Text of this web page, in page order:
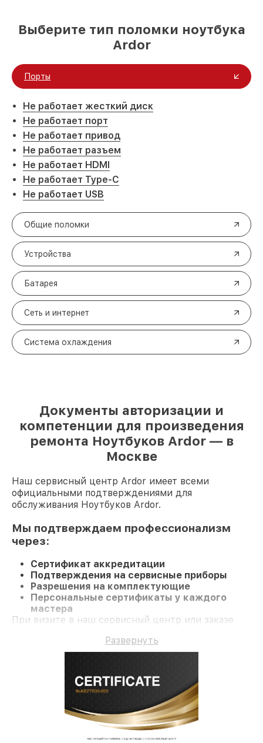
Выберите тип поломки ноутбука
Ardor
Порты
Не работает жесткий диск
Не работает порт
Не работает привод
Не работает разъем
Не работает HDMI
Не работает Type-C
Не работает USB
Общие поломки
Устройства
Батарея
Сеть и интернет
Система охлаждения
Документы авторизации и
компетенции для произведения
ремонта Ноутбуков Ardor — в
Москве
Наш сервисный центр Ardor имеет всеми
официальными подтверждениями для
обслуживания Ноутбуков Ardor.
Мы подтверждаем профессионализм
через:
Сертификат аккредитации
Подтверждения на сервисные приборы
Разрешения на комплектующие
Персональные сертификаты у каждого
мастера
При визите в наш сервисный центр или заказе
профессиональный сервис и долгосрочную
гарантию на ремонт и детали.
Развернуть